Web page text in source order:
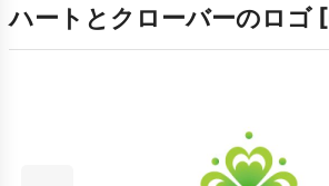
ハートとクローバーのロゴ [